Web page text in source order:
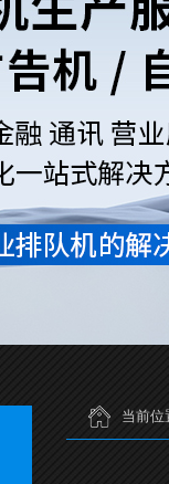
当前位